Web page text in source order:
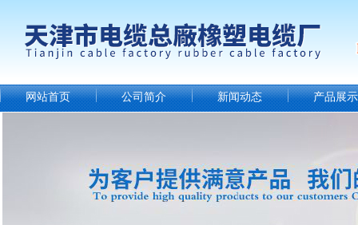
网站首页 公司简介 新闻动态 产品展示